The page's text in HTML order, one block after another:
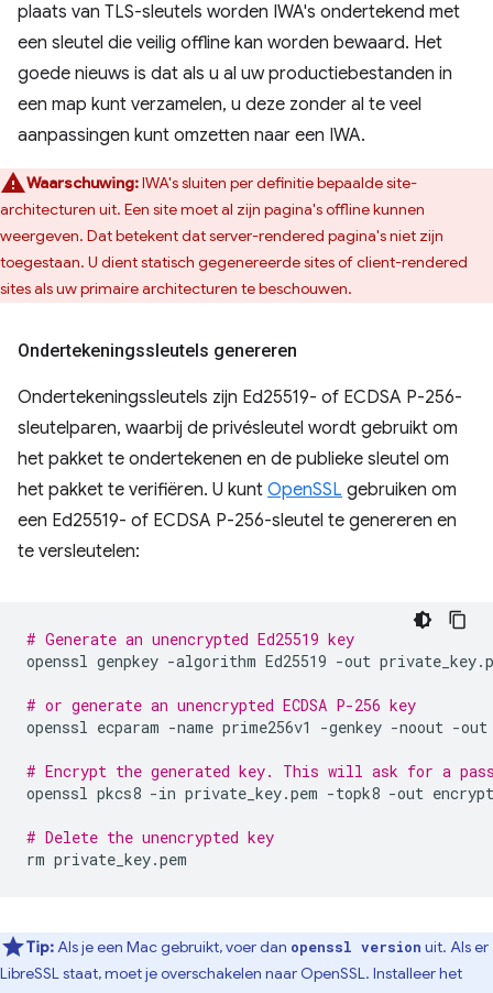
plaats van TLS-sleutels worden IWA's ondertekend met
een sleutel die veilig offline kan worden bewaard. Het
goede nieuws is dat als u al uw productiebestanden in
een map kunt verzamelen, u deze zonder al te veel
aanpassingen kunt omzetten naar een IWA.
Waarschuwing:IWA's sluiten per definitie bepaalde site-
architecturen uit. Een site moet al zijn pagina's offline kunnen
weergeven. Dat betekent dat server-rendered pagina's niet zijn
toegestaan. U dient statisch gegenereerde sites of client-rendered
sites als uw primaire architecturen te beschouwen.
Ondertekeningssleutels genereren
Ondertekeningssleutels zijn Ed25519- of ECDSA P-256-
sleutelparen, waarbij de privésleutel wordt gebruikt om
het pakket te ondertekenen en de publieke sleutel om
het pakket te verifiëren. U kunt OpenSSL gebruiken om
een ​​Ed25519- of ECDSA P-256-sleutel te genereren en
te versleutelen:
# Generate an unencrypted Ed25519 key
openssl genpkey -algorithm Ed25519 -out
# or generate an unencrypted ECDSA P-256 key
openssl ecparam -name prime256v1 -genkey -noout -out
# Encrypt the generated key. This will ask for a
openssl pkcs8 -in private_key.pem -topk8 -out
# Delete the unencrypted key
rm
Tip:Als je een Mac gebruikt, voer dan openssl version uit. Als er
LibreSSL staat, moet je overschakelen naar OpenSSL. Installeer het